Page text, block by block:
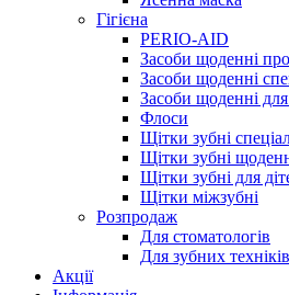
Гігієна
PERIO-AID
Засоби щоденні
Засоби щоденні
Засоби щоденні для
Флоси
Щітки зубні
Щітки зубні
Щітки зубні для
Щітки міжзубні
Розпродаж
Для стоматологів
Для зубних техніків
Акції